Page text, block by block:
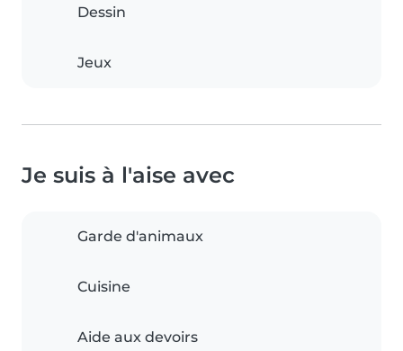
Dessin
Jeux
Je suis à l'aise avec
Garde d'animaux
Cuisine
Aide aux devoirs